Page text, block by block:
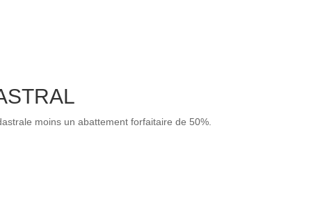
moins un abattement forfaitaire de 50%.